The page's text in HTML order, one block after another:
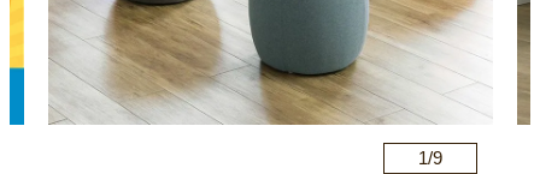
カテゴリから探す
ソファ
1/9